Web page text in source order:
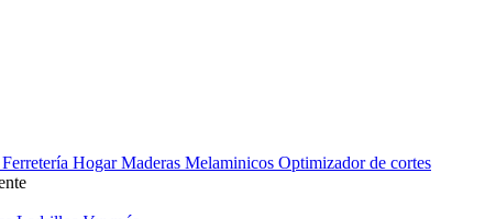
Ferretería HogarMaderas Melaminicos Optimizador de cortes